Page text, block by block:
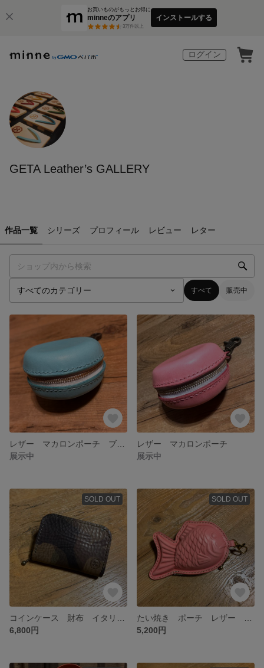
お買いものがもっとお得に
minneのアプリ
3万件以上
インストールする
ログイン
GETA Leather’s GALLERY
作品一覧 シリーズ プロフィール レビュー レター
すべて 販売中
展示中
レザー マカロンポーチ
展示中
SOLD OUT
6,800円
SOLD OUT
5,200円